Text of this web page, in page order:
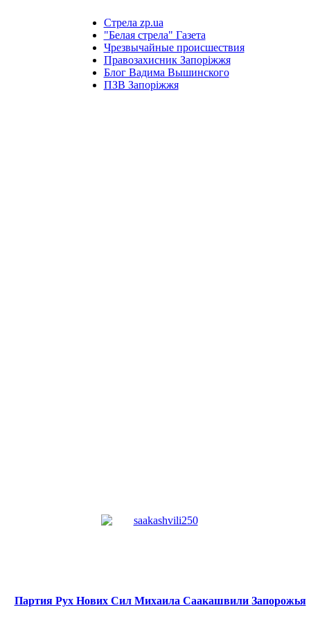
Стрела zp.ua
"Белая стрела" Газета
Чрезвычайные происшествия
Правозахисник Запоріжжя
Блог Вадима Вышинского
ПЗВ Запоріжжя
Партия Рух Нових Сил Михаила Саакашвили Запорожья